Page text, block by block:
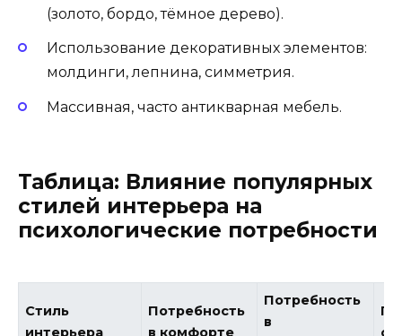
(золото, бордо, тёмное дерево).
Использование декоративных элементов:
молдинги, лепнина, симметрия.
Массивная, часто антикварная мебель.
Таблица: Влияние популярных
стилей интерьера на
психологические потребности
Стиль
Потребность
Потребность
в